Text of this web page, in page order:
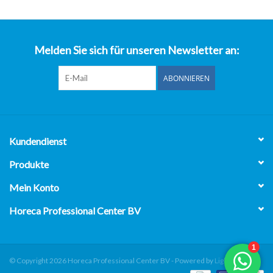
Melden Sie sich für unseren Newsletter an:
ABONNIEREN
Kundendienst
Produkte
Mein Konto
Horeca Professional Center BV
© Copyright 2026 Horeca Professional Center BV - Powered by Lightspeed